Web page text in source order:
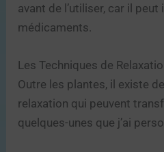
avant de l’utiliser, car il
médicaments.
Les Techniques de
Outre les plantes, il existe
relaxation qui peuvent
quelques-unes que j’ai